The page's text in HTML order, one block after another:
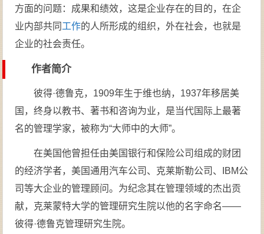
方面的问题：成果和绩效，这是企业存在的目的，在企
业内部共同 工作的人所形成的组织，外在社会，也就是
企业的社会责任。
作者简介
彼得·德鲁克，1909年生于维也纳，1937年移居美
国，终身以教书、著书和咨询为业，是当代国际上最著
名的管理学家，被称为“大师中的大师”。
在美国他曾担任由美国银行和保险公司组成的财团
的经济学者，美国通用汽车公司、克莱斯勒公司、IBM公
司等大企业的管理顾问。为纪念其在管理领域的杰出贡
献，克莱蒙特大学的管理研究生院以他的名字命名——
彼得·德鲁克管理研究生院。